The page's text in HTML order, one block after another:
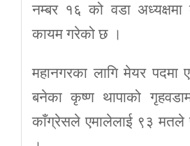
नम्बर १६ को वडा
कायम गरेको छ ।
महानगरका लागि मेयर पदमा
बनेका कृष्ण थापाको
काँग्रेसले एमालेलाई ९३ मतले